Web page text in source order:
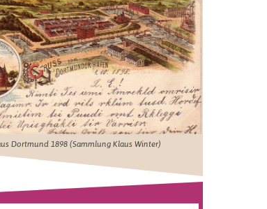
Dortmund 1898 (Sammlung Klaus Winter)